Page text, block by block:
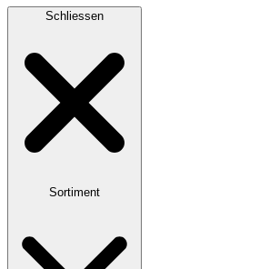
Schliessen
Sortiment